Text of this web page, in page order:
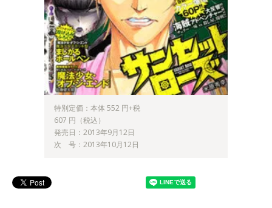
特別定価：本体 552 円+税
607 円（税込）
発売日：2013年9月12日
次 号：2013年10月12日